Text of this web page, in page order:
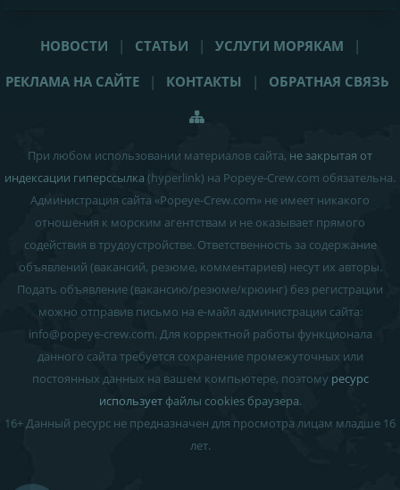
НОВОСТИ | СТАТЬИ | УСЛУГИ МОРЯКАМ
|
РЕКЛАМА НА САЙТЕ
| КОНТАКТЫ | ОБРАТНАЯ СВЯЗЬ
При любом использовании материалов сайта, не закрытая от
индексации гиперссылка (hyperlink) на Popeye-Crew.com обязательна.
Администрация сайта «Popeye-Crew.com» не имеет никакого
отношения к морским агентствам и не оказывает прямого
содействия в трудоустройстве. Ответственность за содержание
объявлений (вакансий, резюме, комментариев) несут их авторы.
Подать объявление (вакансию/резюме/крюинг) без регистрации
можно отправив письмо на е-майл администрации сайта:
info@popeye-crew.com. Для корректной работы функционала
данного сайта требуется сохранение промежуточных или
постоянных данных на вашем компьютере, поэтому ресурс
использует файлы cookies браузера.
16+Данный ресурс не предназначен для просмотра лицам младше 16
лет.